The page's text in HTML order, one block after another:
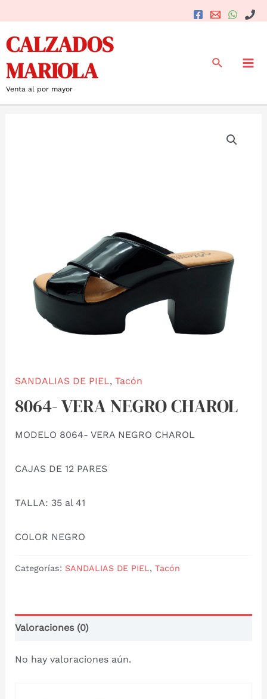
al
contenido
CALZADOS
MARIOLA
Venta al por mayor
Buscar
SANDALIAS DE PIEL, Tacón
8064- VERA NEGRO CHAROL
MODELO 8064- VERA NEGRO CHAROL
CAJAS DE 12 PARES
TALLA: 35 al 41
COLOR NEGRO
Categorías: SANDALIAS DE PIEL , Tacón
Valoraciones (0)
No hay valoraciones aún.